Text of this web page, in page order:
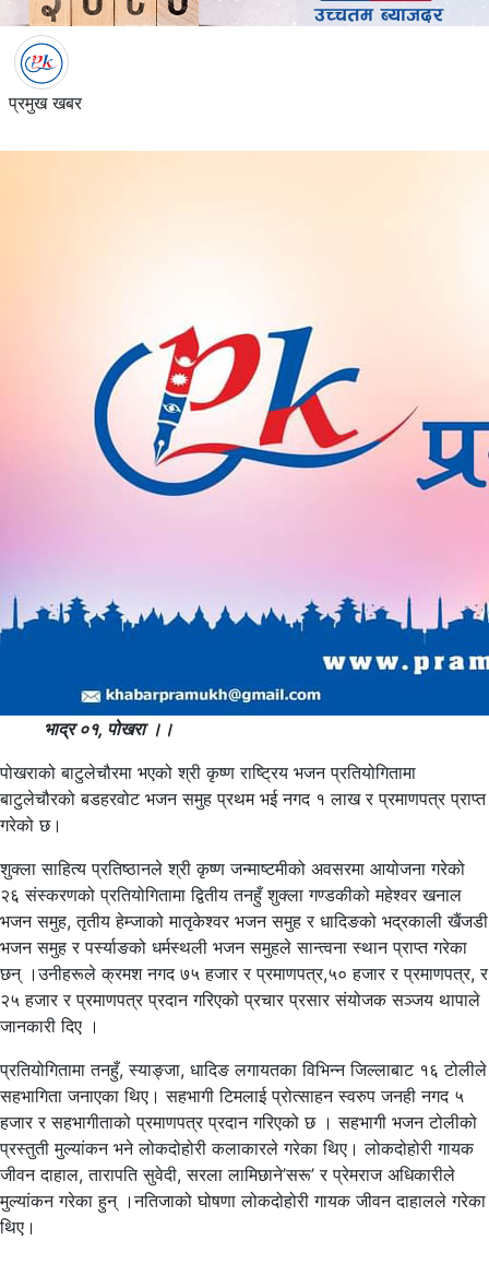
प्रमुख खबर
भाद्र ०१, पोखरा ।।
पोखराको बाटुलेचौरमा भएको श्री कृष्ण राष्ट्रिय भजन प्रतियोगितामा
बाटुलेचौरको बडहरवोट भजन समुह प्रथम भई नगद १ लाख र प्रमाणपत्र प्राप्त
गरेको छ।
शुक्ला साहित्य प्रतिष्ठानले श्री कृष्ण जन्माष्टमीको अवसरमा आयोजना गरेको
२६ संस्करणको प्रतियोगितामा द्वितीय तनहुँ शुक्ला गण्डकीको महेश्वर खनाल
भजन समुह, तृतीय हेम्जाको मातृकेश्वर भजन समुह र धादिङको भद्रकाली खैंजडी
भजन समुह र पर्स्याङको धर्मस्थली भजन समुहले सान्त्वना स्थान प्राप्त गरेका
छन् ।उनीहरूले क्रमश नगद ७५ हजार र प्रमाणपत्र,५० हजार र प्रमाणपत्र, र
२५ हजार र प्रमाणपत्र प्रदान गरिएको प्रचार प्रसार संयोजक सञ्जय थापाले
जानकारी दिए ।
प्रतियोगितामा तनहुँ, स्याङ्जा, धादिङ लगायतका विभिन्न जिल्लाबाट १६ टोलीले
सहभागिता जनाएका थिए। सहभागी टिमलाई प्रोत्साहन स्वरुप जनही नगद ५
हजार र सहभागीताको प्रमाणपत्र प्रदान गरिएको छ । सहभागी भजन टोलीको
प्रस्तुती मुल्यांकन भने लोकदोहोरी कलाकारले गरेका थिए। लोकदोहोरी गायक
जीवन दाहाल, तारापति सुवेदी, सरला लामिछाने’सरू’ र प्रेमराज अधिकारीले
मुल्यांकन गरेका हुन् ।नतिजाको घोषणा लोकदोहोरी गायक जीवन दाहालले गरेका
थिए।